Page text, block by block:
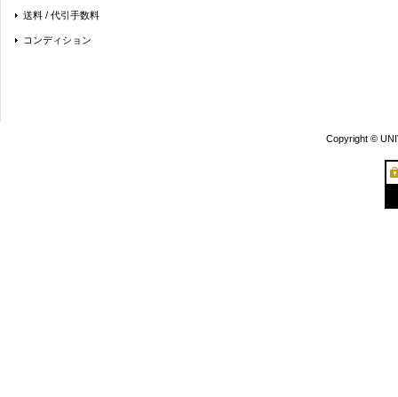
送料 / 代引手数料
コンディション
Copyright ©